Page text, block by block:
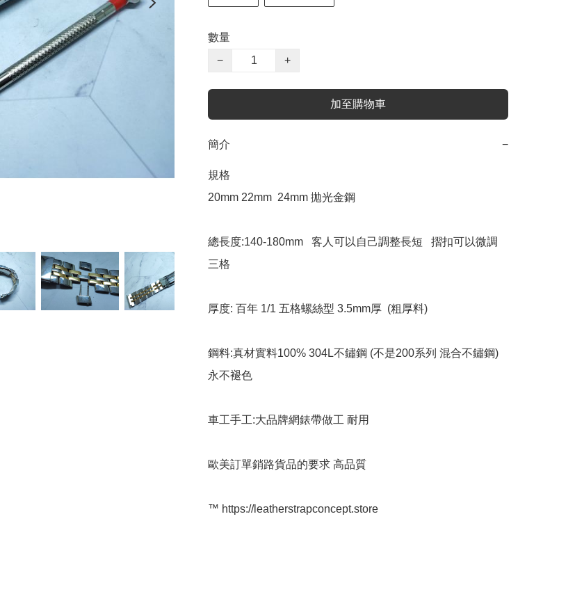
數量
−
+
加至購物車
簡介 −
規格
20mm 22mm  24mm 拋光金鋼
總長度:140-180mm   客人可以自己調整長短   摺扣可以微調
三格
厚度: 百年 1/1 五格螺絲型 3.5mm厚  (粗厚料)
鋼料:真材實料100% 304L不鏽鋼 (不是200系列 混合不鏽鋼)
永不褪色
車工手工:大品牌網錶帶做工 耐用
歐美訂單銷路貨品的要求 高品質
™️ https://leatherstrapconcept.store